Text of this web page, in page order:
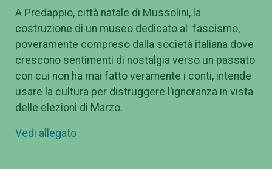
A Predappio, città natale di Mussolini, la
costruzione di un museo dedicato al fascismo,
poveramente compreso dalla società italiana dove
crescono sentimenti di nostalgia verso un passato
con cui non ha mai fatto veramente i conti, intende
usare la cultura per distruggere l’ignoranza in vista
delle elezioni di Marzo.
Vedi allegato